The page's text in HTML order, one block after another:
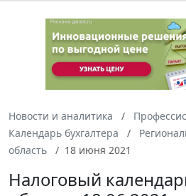
Новости и аналитика
Календарь бухгалтера
область
18 июня 2021
Налоговый